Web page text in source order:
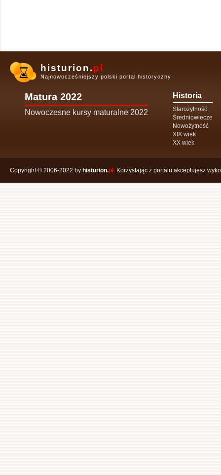
histurion.pl
Najnowocześniejszy polski portal historyczny
Matura 2022
Nowoczesne kursy maturalne 2022
Historia
Starożytność
Średniowiecze
Nowożytność
XIX wiek
XX wiek
Copyright © 2006-2022 by histurion.pl . Korzystając z portalu akceptujesz